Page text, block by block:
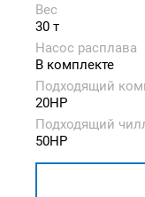
Вес
30 т
Насос расплава
В комплекте
Подходящий
20HP
Подходящий
50HP